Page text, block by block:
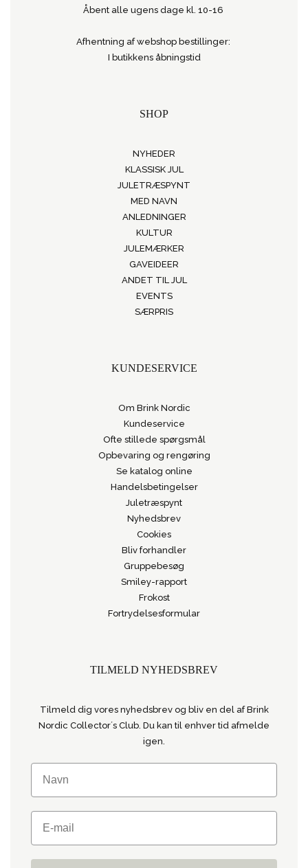
Åbent alle ugens dage kl. 10-16
Afhentning af webshop bestillinger:
I butikkens åbningstid
SHOP
NYHEDER
KLASSISK JUL
JULETRÆSPYNT
MED NAVN
ANLEDNINGER
KULTUR
JULEMÆRKER
GAVEIDEER
ANDET TIL JUL
EVENTS
SÆRPRIS
KUNDESERVICE
Om Brink Nordic
Kundeservice
Ofte stillede spørgsmål
Opbevaring og rengøring
Se katalog online
Handelsbetingelser
Juletræspynt
Nyhedsbrev
Cookies
Bliv forhandler
Gruppebesøg
Smiley-rapport
Frokost
Fortrydelsesformular
TILMELD NYHEDSBREV
Tilmeld dig vores nyhedsbrev og bliv en del af Brink
Nordic Collector´s Club. Du kan til enhver tid afmelde
igen.